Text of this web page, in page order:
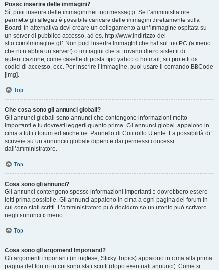
Posso inserire delle immagini?
Sì, puoi inserire delle immagini nei tuoi messaggi. Se l’amministratore
permette gli allegati è possibile caricare delle immagini direttamente sulla
Board; in alternativa devi creare un collegamento a un’immagine ospitata su
un server di pubblico accesso, ad es. http://www.indirizzo-del-
sito.com/immagine.gif. Non puoi inserire immagini che hai sul tuo PC (a meno
che non abbia un server!) o immagini che si trovano dietro sistemi di
autenticazione, come caselle di posta tipo yahoo o hotmail, siti protetti da
codici di accesso, ecc. Per inserire l’immagine, puoi usare il comando BBCode
[img].
Top
Che cosa sono gli annunci globali?
Gli annunci globali sono annunci che contengono informazioni molto
importanti e tu dovresti leggerli quanto prima. Gli annunci globali appaiono in
cima a tutti i forum ed anche nel Pannello di Controllo Utente. La possibilità di
scrivere su un annuncio globale dipende dai permessi concessi
dall’amministratore.
Top
Cosa sono gli annunci?
Gli annunci contengono spesso informazioni importanti e dovrebbero essere
letti prima possibile. Gli annunci appaiono in cima a ogni pagina del forum in
cui sono stati scritti. L’amministratore può decidere se un utente può scrivere
negli annunci o meno.
Top
Cosa sono gli argomenti importanti?
Gli argomenti importanti (in inglese, Sticky Topics) appaiono in cima alla prima
pagina del forum in cui sono stati scritti (dopo eventuali annunci). Come si